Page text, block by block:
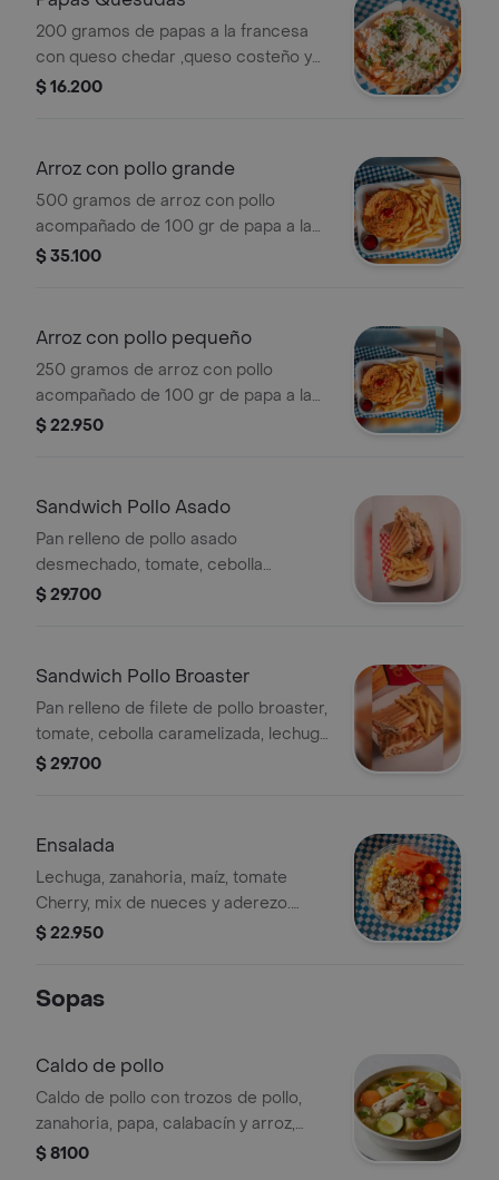
200 gramos de papas a la francesa
con queso chedar ,queso costeño y
cebollín chino
$ 16.200
Arroz con pollo grande
500 gramos de arroz con pollo
acompañado de 100 gr de papa a la
francesa
$ 35.100
Arroz con pollo pequeño
250 gramos de arroz con pollo
acompañado de 100 gr de papa a la
francesa
$ 22.950
Sandwich Pollo Asado
Pan relleno de pollo asado
desmechado, tomate, cebolla
caramelizada, lechuga acompañado
$ 29.700
Sandwich Pollo Broaster
Pan relleno de filete de pollo broaster,
tomate, cebolla caramelizada, lechuga
acompañado de 100 gr de papa a la
$ 29.700
Ensalada
Lechuga, zanahoria, maíz, tomate
Cherry, mix de nueces y aderezo.
Escoge entre Nuggets o pollo a la
$ 22.950
Sopas
Caldo de pollo
Caldo de pollo con trozos de pollo,
zanahoria, papa, calabacín y arroz,
decorado con cilantro y rodajas de
$ 8100